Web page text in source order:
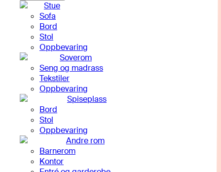
Stue
Sofa
Bord
Stol
Oppbevaring
Soverom
Seng og madrass
Tekstiler
Oppbevaring
Spiseplass
Bord
Stol
Oppbevaring
Andre rom
Barnerom
Kontor